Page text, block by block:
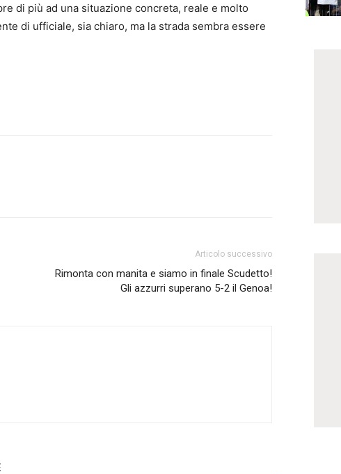
di più ad una situazione concreta, reale e molto
di ufficiale, sia chiaro, ma la strada sembra essere
Articolo successivo
Rimonta con manita e siamo in finale Scudetto!
Gli azzurri superano 5-2 il Genoa!